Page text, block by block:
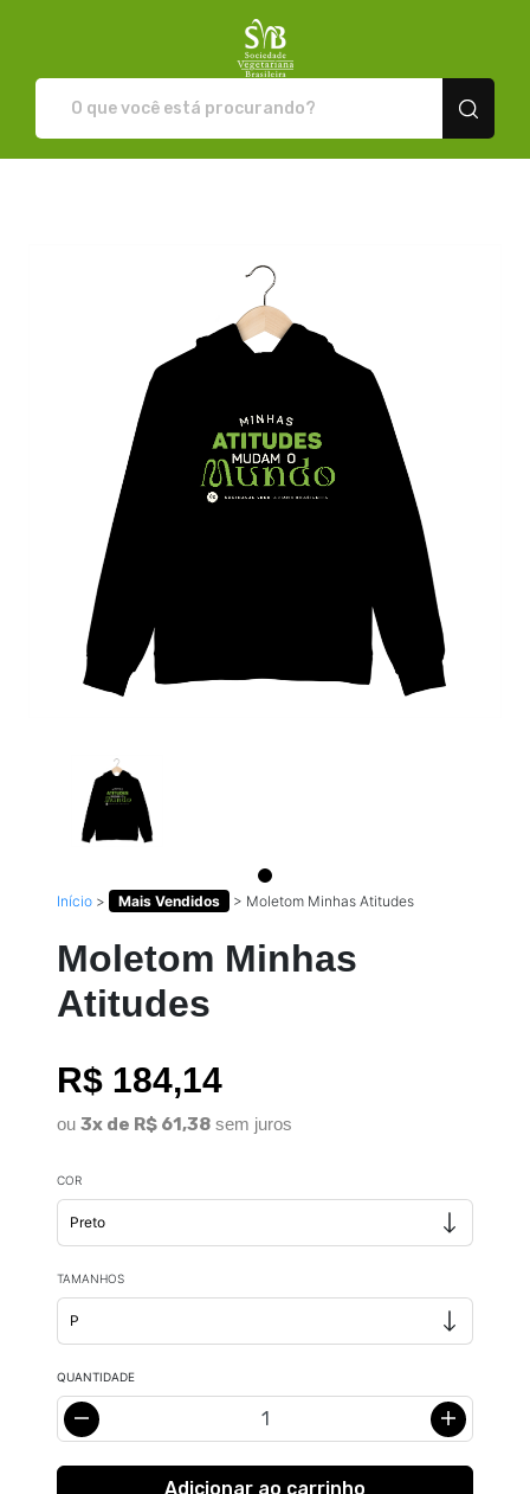
Início > Mais Vendidos > Moletom Minhas Atitudes
Moletom Minhas
Atitudes
R$ 184,14
ou 3x de R$ 61,38 sem juros
COR
TAMANHOS
QUANTIDADE